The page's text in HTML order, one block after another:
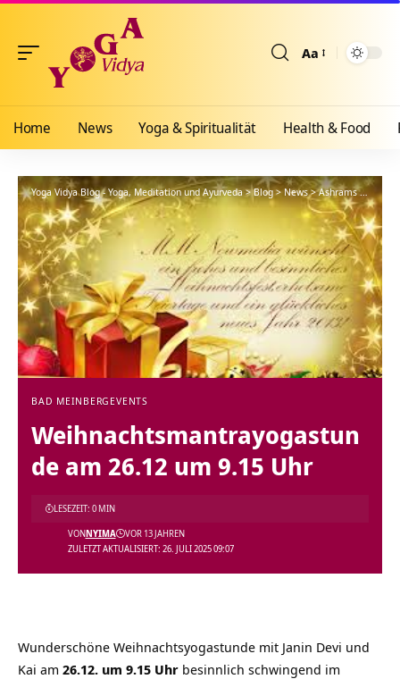
Aa
Home News Yoga & Spiritualität Health & Food
Yoga Vidya Blog - Yoga, Meditation und Ayurveda>Blog>News>Ashrams> Bad
BAD MEINBERG EVENTS
Weihnachtsmantrayogastun
de am 26.12 um 9.15 Uhr
ZULETZT AKTUALISIERT: 26. JULI 2025 09:07
VONNYIMA VOR 13 JAHREN
LESEZEIT: 0 MIN
Wunderschöne Weihnachtsyogastunde mit Janin Devi und
Kai am 26.12. um 9.15 Uhr besinnlich schwingend im